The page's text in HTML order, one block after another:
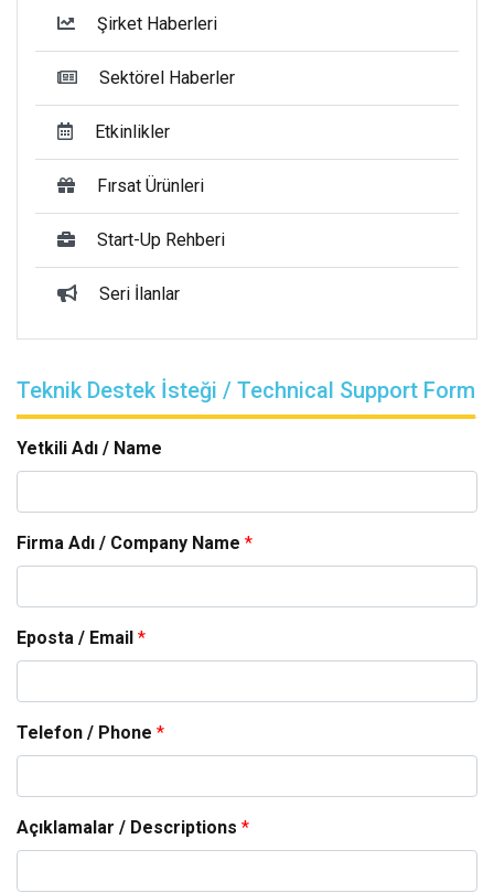
Şirket Haberleri
Sektörel Haberler
Etkinlikler
Fırsat Ürünleri
Start-Up Rehberi
Seri İlanlar
Teknik Destek İsteği / Technical Support Form
Yetkili Adı / Name
Firma Adı / Company Name *
Eposta / Email *
Telefon / Phone *
Açıklamalar / Descriptions *